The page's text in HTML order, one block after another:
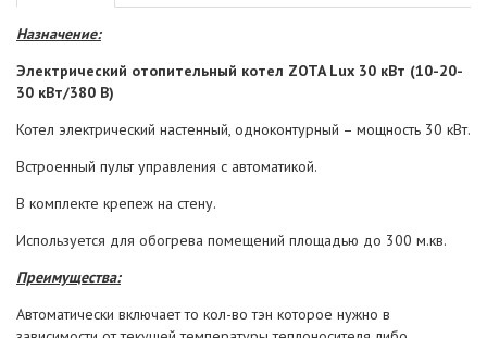
Назначение:
Электрический отопительный котел ZOTA Lux 30 кВт (10-20-
30 кВт/380 В)
Котел электрический настенный, одноконтурный – мощность 30 кВт.
Встроенный пульт управления с автоматикой.
В комплекте крепеж на стену.
Используется для обогрева помещений площадью до 300 м.кв.
Преимущества:
Автоматически включает то кол-во тэн которое нужно в